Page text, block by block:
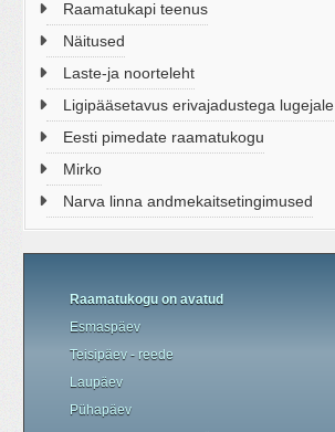
Raamatukogu on avatud
Esmaspäev
Teisipäev - reede
Laupäev
Pühapäev
Raamatukapi teenus
Näitused
Laste-ja noorteleht
Ligipääsetavus erivajadustega lugejale
Eesti pimedate raamatukogu
Mirko
Narva linna andmekaitsetingimused